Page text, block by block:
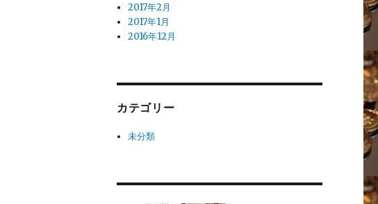
2017年2月
2017年1月
2016年12月
カテゴリー
未分類